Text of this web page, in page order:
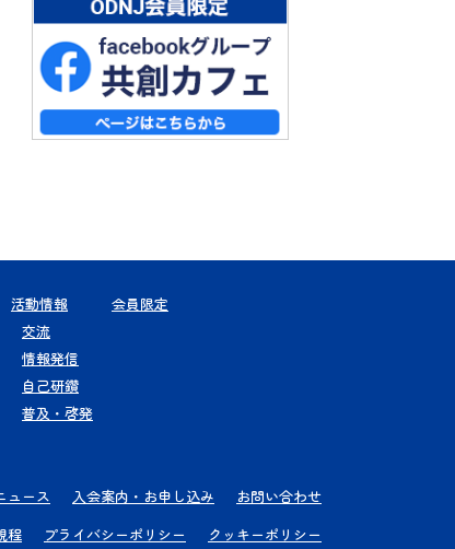
活動情報
交流
情報発信
自己研鑽
普及・啓発
会員限定
ュース 入会案内・お申し込み
お問い合わせ
程 プライバシーポリシー クッキーポリシー